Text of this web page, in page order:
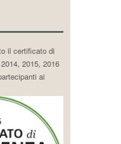
il certificato di
2015, 2016
ai